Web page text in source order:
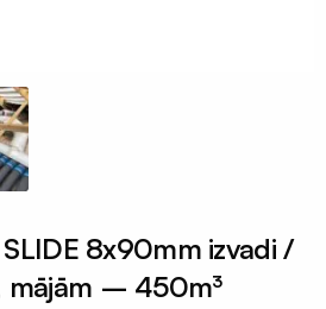
8x90mm izvadi /
mājām – 450m³